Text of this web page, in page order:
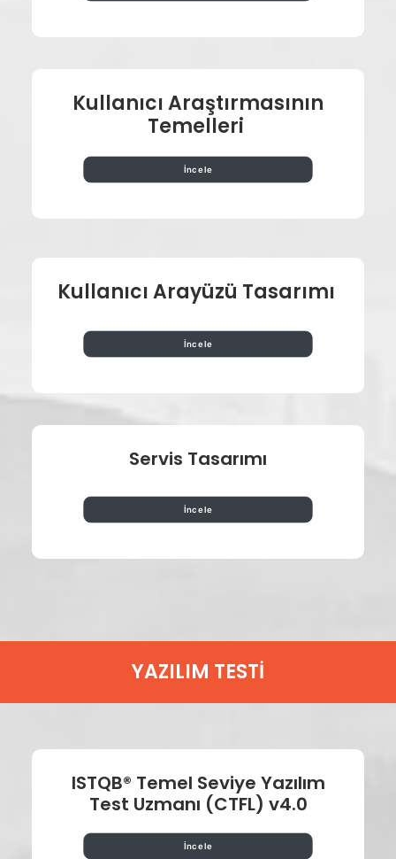
KullanıcıAraştırmasının
Temelleri
İncele
Kullanıcı Arayüzü Tasarımı
İncele
Servis Tasarımı
İncele
YAZILIM TESTİ
ISTQB® Temel Seviye Yazılım
Test Uzmanı (CTFL) v4.0
İncele